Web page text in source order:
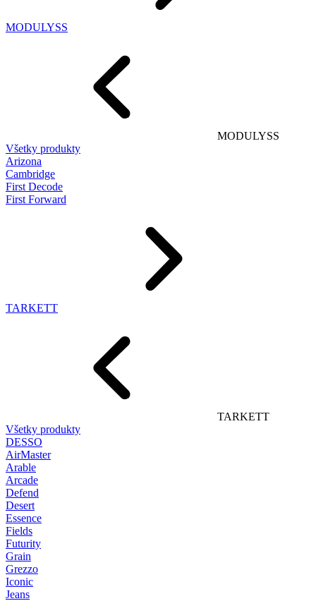
MODULYSS
MODULYSS
Všetky produkty
Arizona
Cambridge
First Decode
First Forward
TARKETT
TARKETT
Všetky produkty
DESSO
AirMaster
Arable
Arcade
Defend
Desert
Essence
Fields
Futurity
Grain
Grezzo
Iconic
Jeans